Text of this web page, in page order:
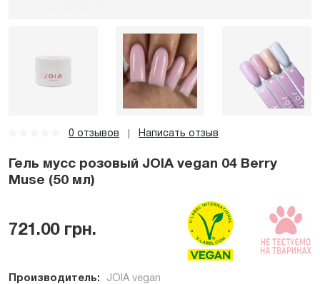
0 отзывов Написать отзыв
Гель мусс розовый JOIA vegan 04 Berry
Muse (50 мл)
721.00 грн.
Производитель: JOIA vegan